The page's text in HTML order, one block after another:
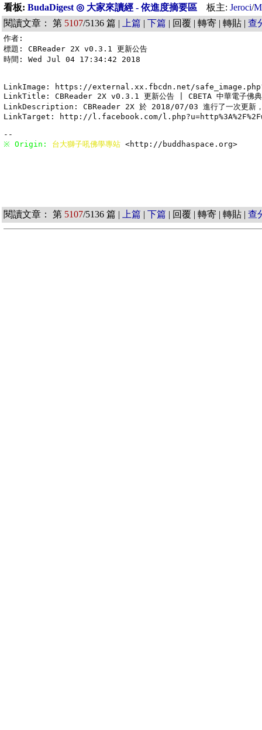
看板: BudaDigest ◎ 大家來讀經 - 依進度摘要區 板主: Jeroci/
閱讀文章： 第 5107/5136 篇 | 上篇 | 下篇 | 回覆 | 轉寄 | 轉貼 | 查
作者:
標題: CBReader 2X v0.3.1 更新公告
時間: Wed Jul 04 17:34:42 2018
LinkImage: https://external.xx.fbcdn.net/
LinkTitle: CBReader 2X v0.3.1 更新公告 | CBETA 中華電子佛典
LinkDescription: CBReader 2X 於 2018/07/03 進行了一次更新，最
LinkTarget: http://l.facebook.com/
※ Origin: 台大獅子吼佛學專站 <http://buddhaspace.org>
閱讀文章： 第 5107/5136 篇 | 上篇 | 下篇 | 回覆 | 轉寄 | 轉貼 | 查